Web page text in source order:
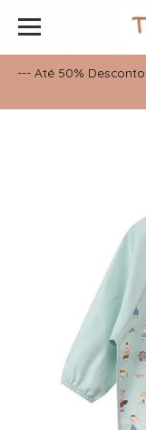
--- Até 50%